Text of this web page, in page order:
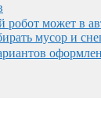
робот может в
мусор и